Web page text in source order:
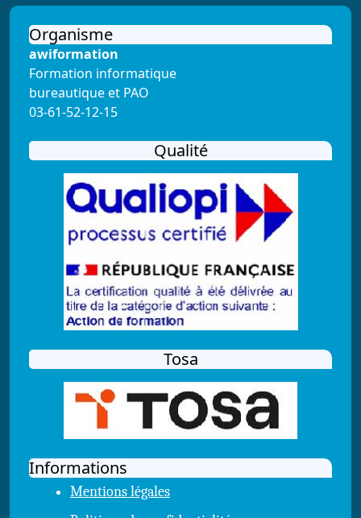
Organisme
awiformation
Formation informatique
bureautique et PAO
03-61-52-12-15
Qualité
Tosa
Informations
Mentions légales